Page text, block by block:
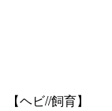
【ヘビ//飼育】